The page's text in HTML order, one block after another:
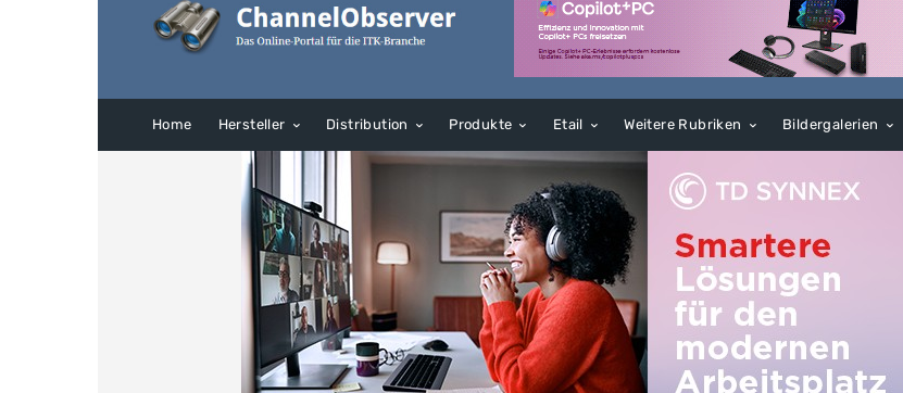
Home Hersteller Distribution Produkte Etail Weitere Rubriken Bildergalerien